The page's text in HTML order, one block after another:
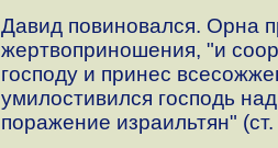
Давид повиновался. Орна
жертвоприношения, "и
господу и принес
умилостивился господь
поражение израильтян"